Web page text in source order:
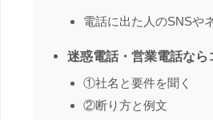
電話に出た人のSNSや
迷惑電話・営業電話な
①社名と要件を聞く
②断り方と例文